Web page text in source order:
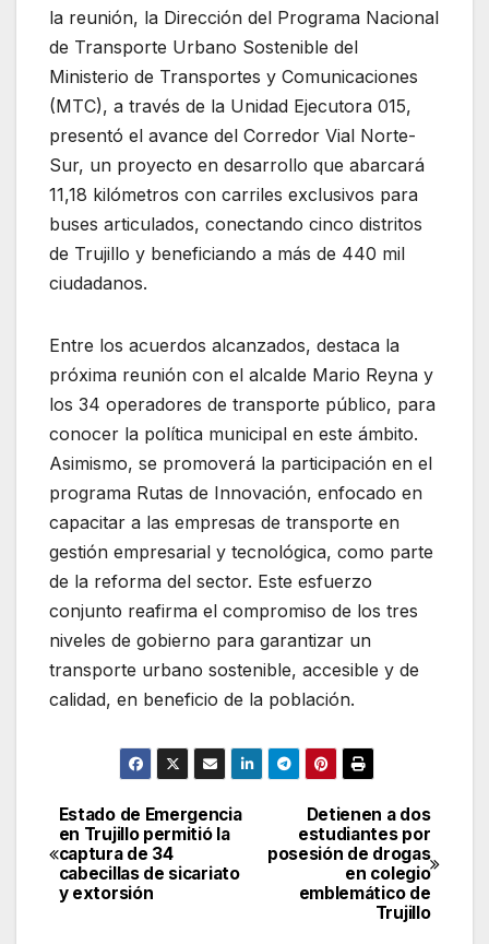
la reunión, la Dirección del Programa Nacional
de Transporte Urbano Sostenible del
Ministerio de Transportes y Comunicaciones
(MTC), a través de la Unidad Ejecutora 015,
presentó el avance del Corredor Vial Norte-
Sur, un proyecto en desarrollo que abarcará
11,18 kilómetros con carriles exclusivos para
buses articulados, conectando cinco distritos
de Trujillo y beneficiando a más de 440 mil
ciudadanos.
Entre los acuerdos alcanzados, destaca la
próxima reunión con el alcalde Mario Reyna y
los 34 operadores de transporte público, para
conocer la política municipal en este ámbito.
Asimismo, se promoverá la participación en el
programa Rutas de Innovación, enfocado en
capacitar a las empresas de transporte en
gestión empresarial y tecnológica, como parte
de la reforma del sector. Este esfuerzo
conjunto reafirma el compromiso de los tres
niveles de gobierno para garantizar un
transporte urbano sostenible, accesible y de
calidad, en beneficio de la población.
Navegación
de
entradas
Detienen a dos
estudiantes por
posesión de drogas
en colegio
emblemático de
Trujillo
Estado de Emergencia
en Trujillo permitió la
captura de 34
cabecillas de sicariato
y extorsión